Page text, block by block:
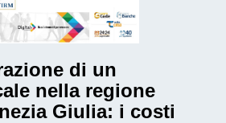
di un
nella regione
Giulia: i costi